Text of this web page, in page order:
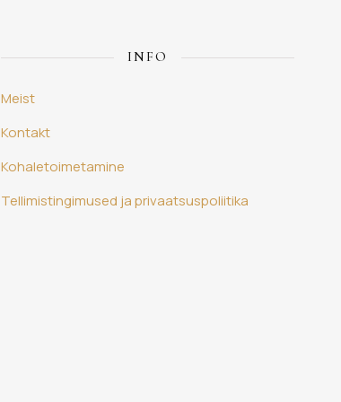
INFO
Meist
Kontakt
Kohaletoimetamine
Tellimistingimused ja privaatsuspoliitika